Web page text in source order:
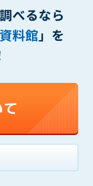
べるなら
料館」を
ロードした情報
たは転売のため
する、またはその
るものとします。
事項に該当する